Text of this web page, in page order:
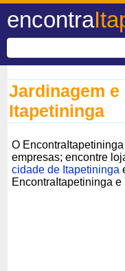
encontra
Jardinagem e
Itapetininga
O
empresas; encontre
cidade de Itapetininga
EncontraItapetininga